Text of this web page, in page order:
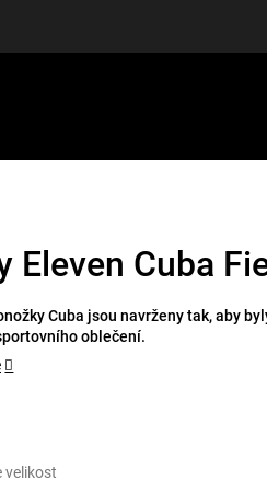
Eleven Cuba
Cuba jsou navrženy tak, aby
oblečení.